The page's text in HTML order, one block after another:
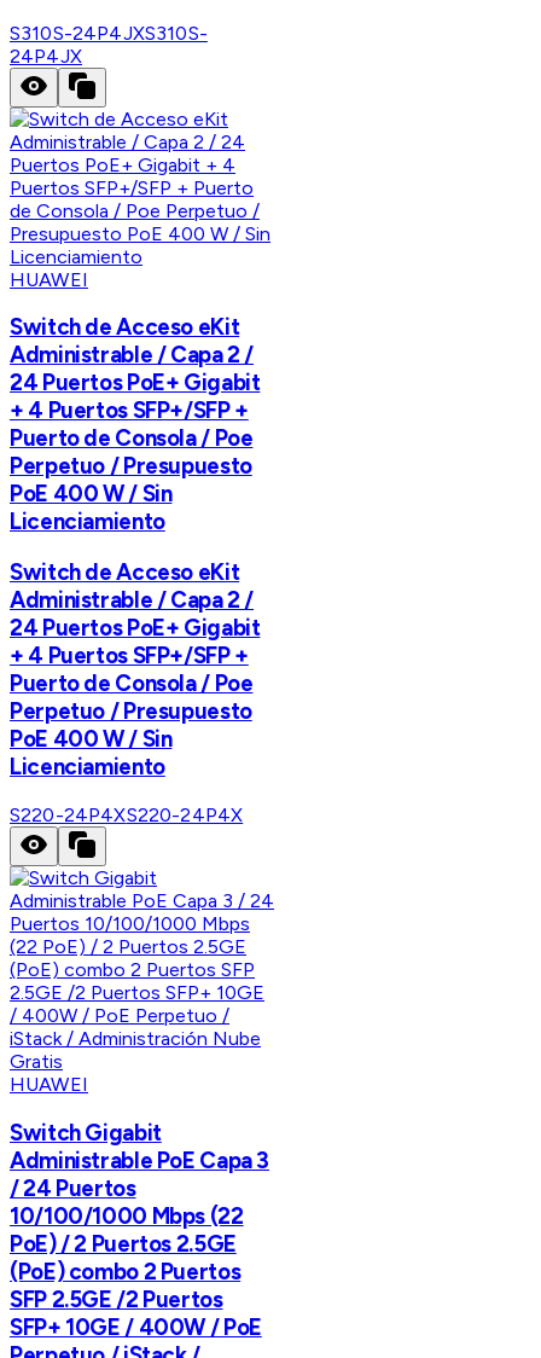
S310S-24P4JXS310S-
24P4JX
HUAWEI
Switch de Acceso eKit
Administrable / Capa 2 /
24 Puertos PoE+ Gigabit
+ 4 Puertos SFP+/SFP +
Puerto de Consola / Poe
Perpetuo / Presupuesto
PoE 400 W / Sin
Licenciamiento
Switch de Acceso eKit
Administrable / Capa 2 /
24 Puertos PoE+ Gigabit
+ 4 Puertos SFP+/SFP +
Puerto de Consola / Poe
Perpetuo / Presupuesto
PoE 400 W / Sin
Licenciamiento
S220-24P4XS220-24P4X
HUAWEI
Switch Gigabit
Administrable PoE Capa 3
/ 24 Puertos
10/100/1000 Mbps (22
PoE) / 2 Puertos 2.5GE
(PoE) combo 2 Puertos
SFP 2.5GE /2 Puertos
SFP+ 10GE / 400W / PoE